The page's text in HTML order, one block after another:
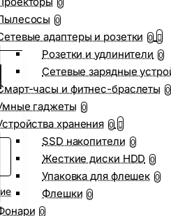
0
0
адаптеры и розетки 0
Розетки и удлинители 0
Сетевые зарядные
часы и фитнес-браслеты 0
гаджеты 0
хранения 0
SSD накопители 0
Жесткие диски HDD 0
Упаковка для флешек 0
Флешки 0
0